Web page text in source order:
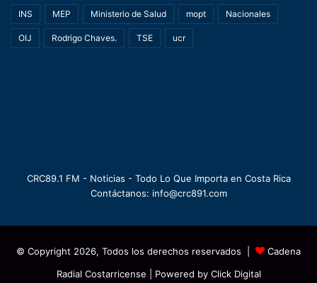
INS MEP Ministerio de Salud mopt Nacionales
OIJ Rodrigo Chaves. TSE ucr
CRC89.1 FM - Noticias - Todo Lo Que Importa en Costa Rica
Contáctanos: info@crc891.com
© Copyright 2026, Todos los derechos reservados |
Cadena
Radial Costarricense | Powered by Click Digital